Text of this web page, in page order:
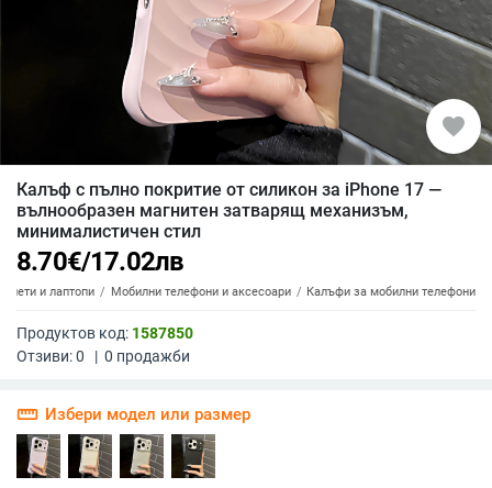
favorite
Калъф с пълно покритие от силикон за iPhone 17 —
вълнообразен магнитен затварящ механизъм,
минималистичен стил
8.70€/17.02лв
и лаптопи Мобилни телефони и аксесоари Калъфи за мобилни телефони
Продуктов код: 1587850
Отзиви:0 | 0 продажби
straighten Избери модел или размер